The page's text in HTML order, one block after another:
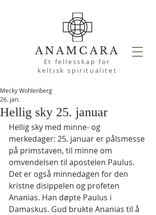
ANAMCARA
Et fellesskap for
keltisk spiritualitet
Hellig sky 25. januar
Mecky Wohlenberg
26. jan.
Hellig sky med minne- og
merkedager: 25. januar er pålsmesse
på primstaven, til minne om
omvendelsen til apostelen Paulus.
Det er også minnedagen for den
kristne disippelen og profeten
Ananias. Han døpte Paulus i
Damaskus. Gud brukte Ananias til å